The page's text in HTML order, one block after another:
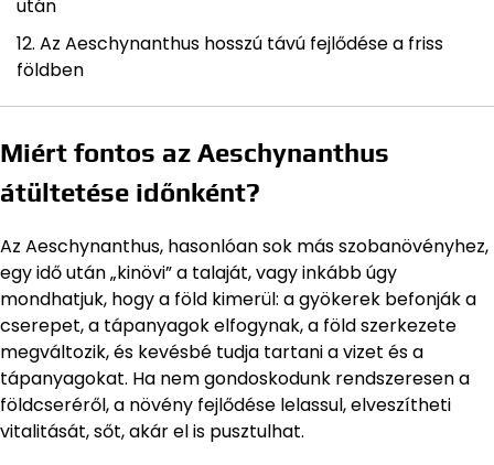
után
Az Aeschynanthus hosszú távú fejlődése a friss
földben
Miért fontos az Aeschynanthus
átültetése időnként?
Az Aeschynanthus, hasonlóan sok más szobanövényhez,
egy idő után „kinövi” a talaját, vagy inkább úgy
mondhatjuk, hogy a föld kimerül: a gyökerek befonják a
cserepet, a tápanyagok elfogynak, a föld szerkezete
megváltozik, és kevésbé tudja tartani a vizet és a
tápanyagokat. Ha nem gondoskodunk rendszeresen a
földcseréről, a növény fejlődése lelassul, elveszítheti
vitalitását, sőt, akár el is pusztulhat.